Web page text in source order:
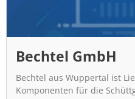
Bechtel GmbH
Bechtel aus Wuppertal ist
Komponenten für die